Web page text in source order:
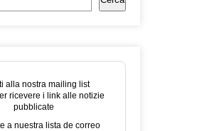
alla nostra mailing list
ricevere i link alle notizie
pubblicate
a nuestra lista de correo